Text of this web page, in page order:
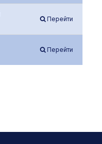
Перейти
Перейти